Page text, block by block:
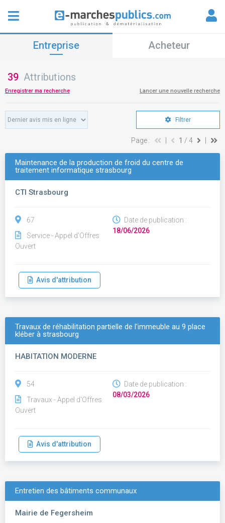
Entreprise Acheteur
39 Attributions
Enregistrer ma recherche Lancer une nouvelle recherche
Filtrer
Page : 1 / 4
Maintenance de la production de froid du centre de
traitement informatique strasbourg
CTI Strasbourg
67
Service - Appel d'Offres
Ouvert
Date de publication :
18/06/2026
Avis d'attribution
Travaux de réhabilitation partielle de l'immeuble au 9 place
kléber à strasbourg
HABITATION MODERNE
54
Travaux - Appel d'Offres
Ouvert
Date de publication :
08/03/2026
Avis d'attribution
Entretien des bâtiments communaux
Mairie de Fegersheim